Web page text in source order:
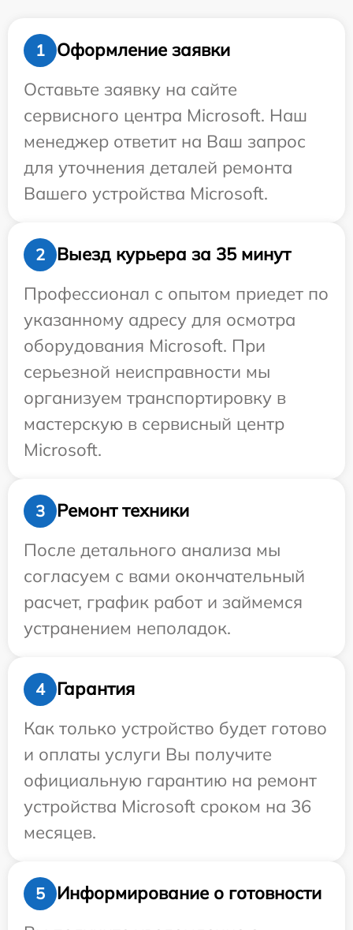
1
Оформление заявки
Оставьте заявку на сайте
сервисного центра Microsoft. Наш
менеджер ответит на Ваш запрос
для уточнения деталей ремонта
Вашего устройства Microsoft.
2
Выезд курьера за 35 минут
Профессионал с опытом приедет по
указанному адресу для осмотра
оборудования Microsoft. При
серьезной неисправности мы
организуем транспортировку в
мастерскую в сервисный центр
Microsoft.
3
Ремонт техники
После детального анализа мы
согласуем с вами окончательный
расчет, график работ и займемся
устранением неполадок.
4
Гарантия
Как только устройство будет готово
и оплаты услуги Вы получите
официальную гарантию на ремонт
устройства Microsoft сроком на 36
месяцев.
5
Информирование о готовности